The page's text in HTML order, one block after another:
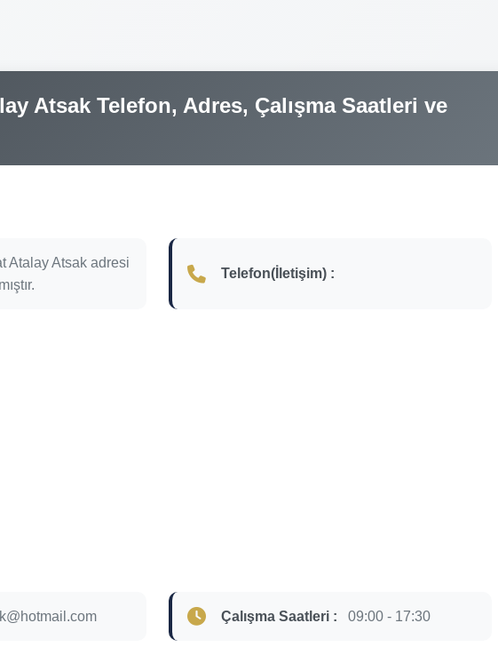
Atsak Telefon, Adres, Çalışma Saatleri ve
Atalay Atsak adresi
Telefon(İletişim) :
Çalışma Saatleri : 09:00 - 17:30